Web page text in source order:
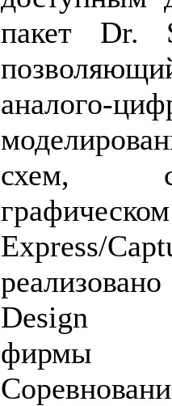
пакет Dr.
аналого-
схем,
Design
фирмы